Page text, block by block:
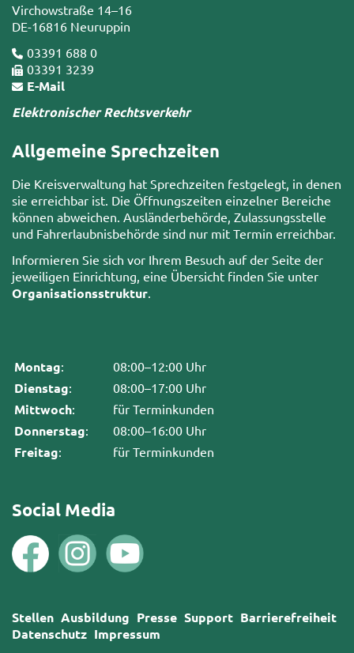
Virchowstraße 14–16
DE-16816 Neuruppin
03391 688 0
03391 3239
E-Mail
Elektronischer Rechtsverkehr
Allgemeine Sprechzeiten
Die Kreisverwaltung hat Sprechzeiten festgelegt, in denen
sie erreichbar ist. Die Öffnungszeiten einzelner Bereiche
können abweichen. Ausländerbehörde, Zulassungsstelle
und Fahrerlaubnisbehörde sind nur mit Termin erreichbar.
Informieren Sie sich vor Ihrem Besuch auf der Seite der
jeweiligen Einrichtung, eine Übersicht finden Sie unter
Organisationsstruktur
Montag: 08:00–12:00 Uhr
Dienstag: 08:00–17:00 Uhr
Mittwoch: für Terminkunden
Donnerstag: 08:00–16:00 Uhr
Freitag: für Terminkunden
Social Media
Stellen Ausbildung Presse Support Barrierefreiheit
Datenschutz Impressum